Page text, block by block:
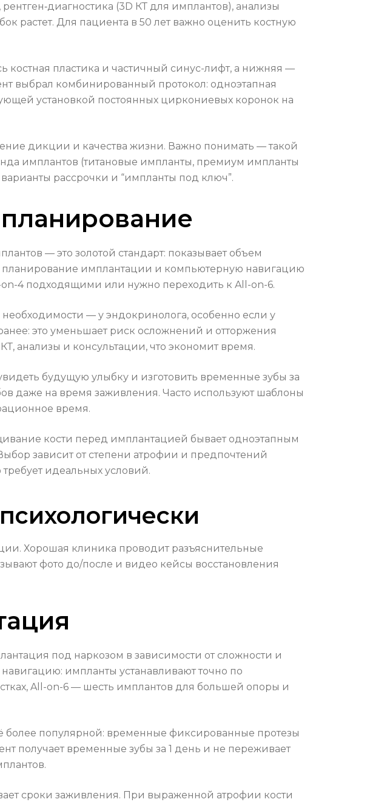
(3D КТ для имплантов), анализы
растет. Для пациента в 50 лет важно оценить костную
пластика и частичный синус-лифт, а нижняя —
выбрал комбинированный протокол: одноэтапная
установкой постоянных циркониевых коронок на
дикции и качества жизни. Важно понимать — такой
имплантов (титановые импланты, премиум импланты
рассрочки и “импланты под ключ”.
— это золотой стандарт: показывает объем
планирование имплантации и компьютерную навигацию
on-4 подходящими или нужно переходить к All-on-6.
— у эндокринолога, особенно если у
это уменьшает риск осложнений и отторжения
анализы и консультации, что экономит время.
будущую улыбку и изготовить временные зубы за
даже на время заживления. Часто используют шаблоны
время.
кости перед имплантацией бывает одноэтапным
зависит от степени атрофии и предпочтений
идеальных условий.
Хорошая клиника проводит разъяснительные
фото до/после и видео кейсы восстановления
под наркозом в зависимости от сложности и
импланты устанавливают точно по
All-on-6 — шесть имплантов для большей опоры и
более популярной: временные фиксированные протезы
получает временные зубы за 1 день и не переживает
сроки заживления. При выраженной атрофии кости